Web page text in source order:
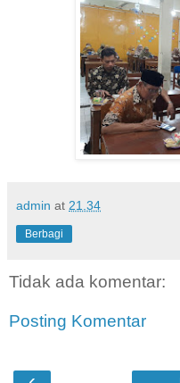
admin at 21.34
Berbagi
Tidak ada komentar:
Posting Komentar